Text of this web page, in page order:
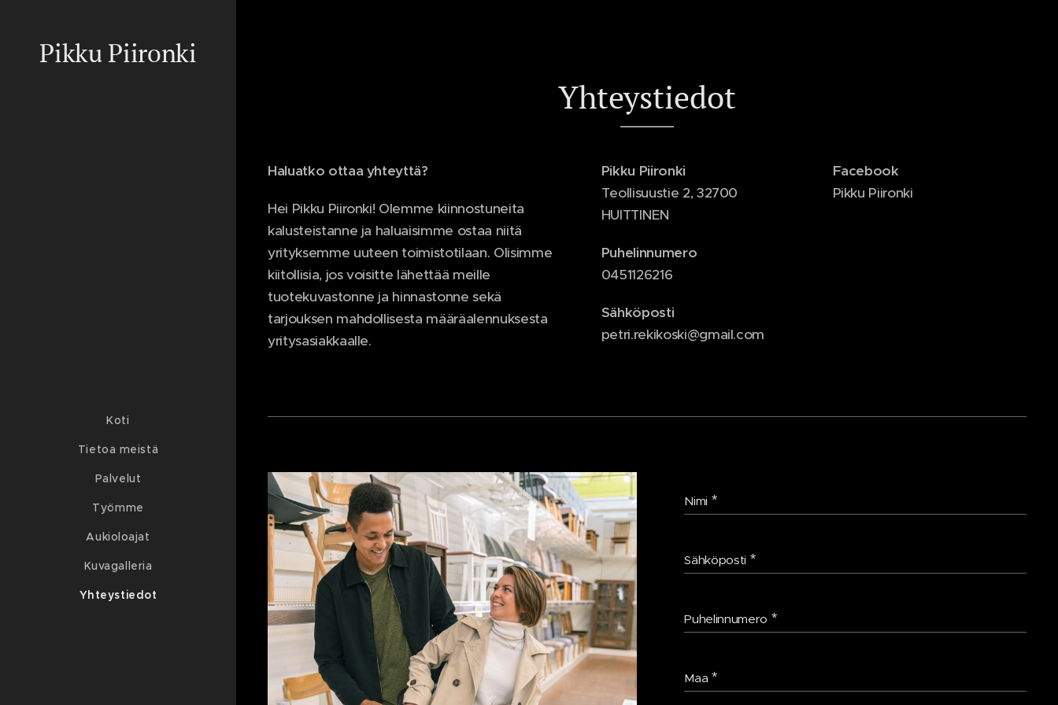
Pikku Piironki
Koti
Tietoa meistä
Palvelut
Työmme
Aukioloajat
Kuvagalleria
Yhteystiedot
Yhteystiedot
Haluatko ottaa yhteyttä?
Hei Pikku Piironki! Olemme kiinnostuneita
kalusteistanne ja haluaisimme ostaa niitä
yrityksemme uuteen toimistotilaan. Olisimme
kiitollisia, jos voisitte lähettää meille
tuotekuvastonne ja hinnastonne sekä
tarjouksen mahdollisesta määräalennuksesta
yritysasiakkaalle.
Pikku Piironki
Teollisuustie 2, 32700
HUITTINEN
Puhelinnumero
0451126216
Sähköposti
petri.rekikoski@gmail.com
Facebook
Pikku Piironki
Nimi
Sähköposti
Puhelinnumero
Maa